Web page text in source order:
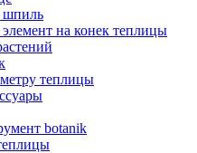
шпиль
на конек теплицы
теплицы
botanik